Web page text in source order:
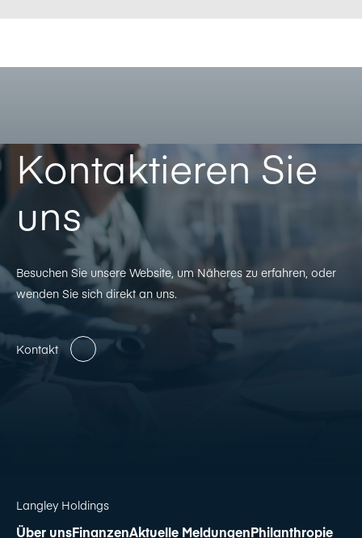
Kontaktieren Sie
uns
Besuchen Sie unsere Website, um Näheres zu erfahren, oder
wenden Sie sich direkt an uns.
Kontakt
Langley Holdings
Über unsFinanzenAktuelle MeldungenPhilanthropie